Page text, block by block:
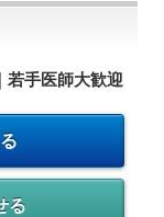
若手医師大歓迎
る